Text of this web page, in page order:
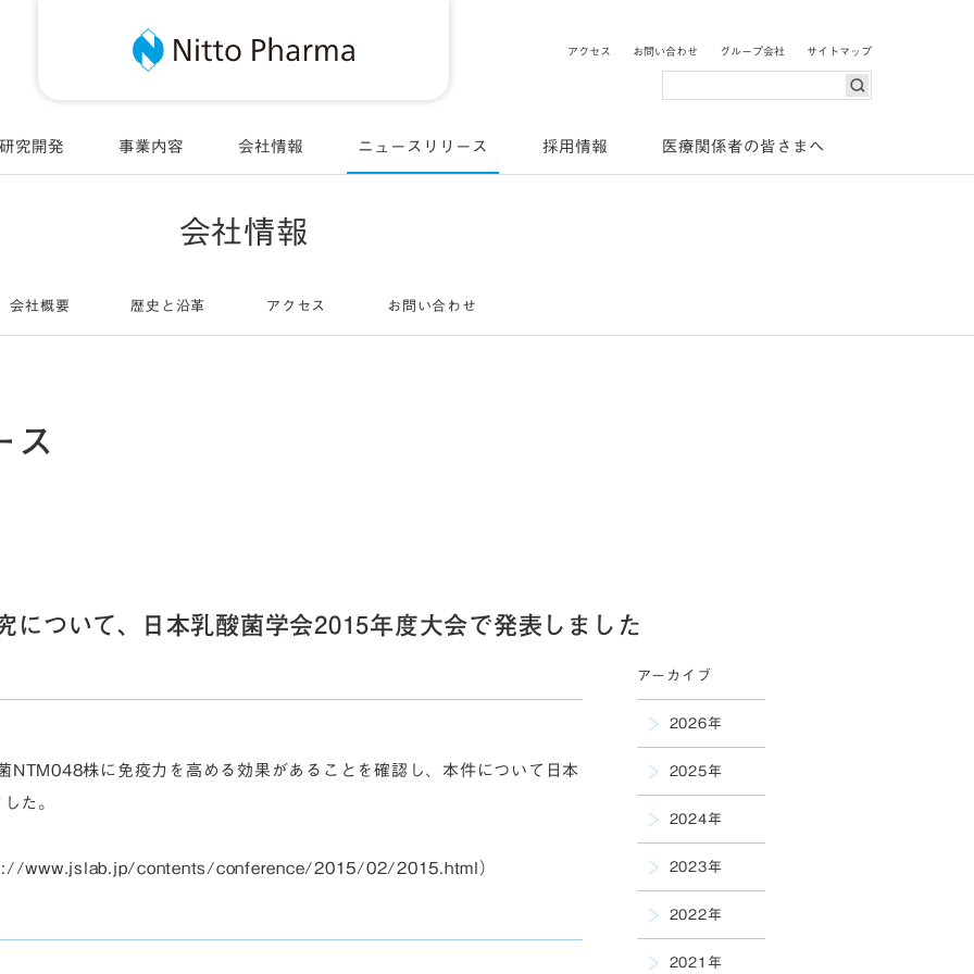
研究開発 事業内容 会社情報 ニュースリリース 採用情報 医療関係者の皆さまへ
アクセス お問い合わせ グループ会社 サイトマップ
会社情報
会社概要 歴史と沿革 アクセス お問い合わせ
ス
について、日本乳酸菌学会2015年度大会で発表しました
NTM048株に免疫力を高める効果があることを確認し、本件について日本
た。
www.jslab.jp/contents/conference/2015/02/2015.html）
アーカイブ
2026年
2025年
2024年
2023年
2022年
2021年